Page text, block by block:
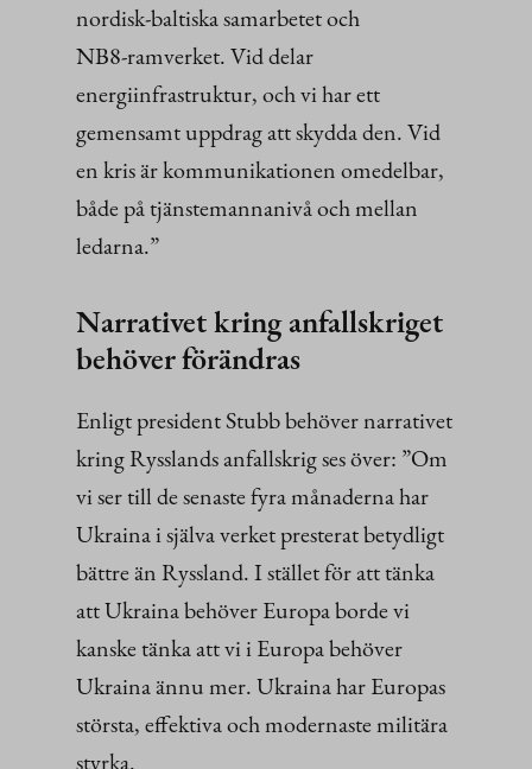
nordisk-baltiska samarbetet och
NB8‑ramverket. Vid delar
energiinfrastruktur, och vi har ett
gemensamt uppdrag att skydda den. Vid
en kris är kommunikationen omedelbar,
både på tjänstemannanivå och mellan
ledarna.”
Narrativet kring anfallskriget
behöver förändras
Enligt president Stubb behöver narrativet
kring Rysslands anfallskrig ses över: ”Om
vi ser till de senaste fyra månaderna har
Ukraina i själva verket presterat betydligt
bättre än Ryssland. I stället för att tänka
att Ukraina behöver Europa borde vi
kanske tänka att vi i Europa behöver
Ukraina ännu mer. Ukraina har Europas
största, effektiva och modernaste militära
styrka.